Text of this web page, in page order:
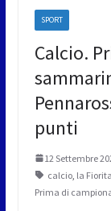
SPORT
Calcio.
punti
12 Settembre
calcio, la
Prima di